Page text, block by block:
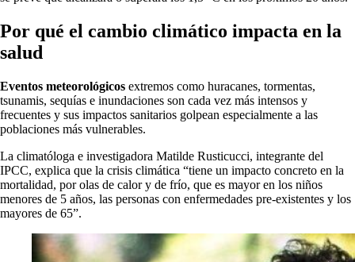
Por qué el cambio climático impacta en la
salud
Eventos meteorológicos extremos como huracanes, tormentas,
tsunamis, sequías e inundaciones son cada vez más intensos y
frecuentes y sus impactos sanitarios golpean especialmente a las
poblaciones más vulnerables.
La climatóloga e investigadora Matilde Rusticucci, integrante del
IPCC, explica que la crisis climática “tiene un impacto concreto en la
mortalidad, por olas de calor y de frío, que es mayor en los niños
menores de 5 años, las personas con enfermedades pre-existentes y los
mayores de 65”.